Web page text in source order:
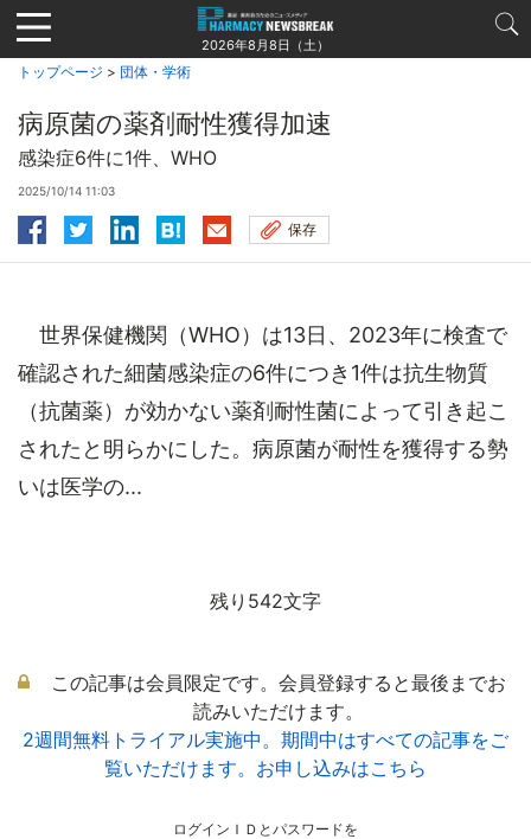
Jump
to
navigation
2026年8月8日（土）
トップページ > 団体・学術
病原菌の薬剤耐性獲得加速
感染症6件に1件、WHO
2025/10/14 11:03
保存
世界保健機関（WHO）は13日、2023年に検査で
確認された細菌感染症の6件につき1件は抗生物質
（抗菌薬）が効かない薬剤耐性菌によって引き起こ
されたと明らかにした。病原菌が耐性を獲得する勢
いは医学の...
残り542文字
この記事は会員限定です。会員登録すると最後までお
読みいただけます。
2週間無料トライアル実施中。期間中はすべての記事をご
覧いただけます。お申し込みはこちら
ログインＩＤとパスワードを